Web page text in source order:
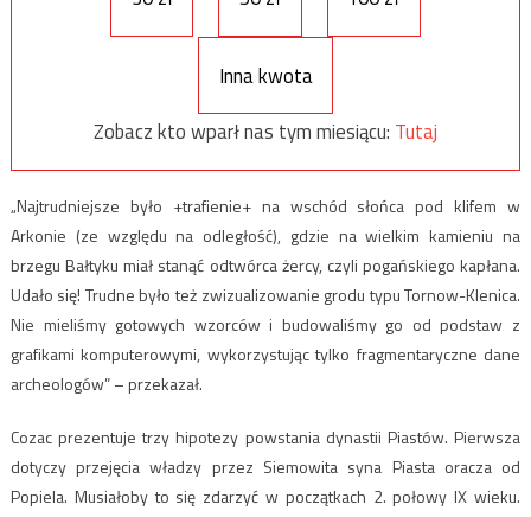
Inna kwota
Zobacz kto wparł nas tym miesiącu: Tutaj
„Najtrudniejsze było +trafienie+ na wschód słońca pod klifem w
Arkonie (ze względu na odległość), gdzie na wielkim kamieniu na
brzegu Bałtyku miał stanąć odtwórca żercy, czyli pogańskiego kapłana.
Udało się! Trudne było też zwizualizowanie grodu typu Tornow-Klenica.
Nie mieliśmy gotowych wzorców i budowaliśmy go od podstaw z
grafikami komputerowymi, wykorzystując tylko fragmentaryczne dane
archeologów” – przekazał.
Cozac prezentuje trzy hipotezy powstania dynastii Piastów. Pierwsza
dotyczy przejęcia władzy przez Siemowita syna Piasta oracza od
Popiela. Musiałoby to się zdarzyć w początkach 2. połowy IX wieku.